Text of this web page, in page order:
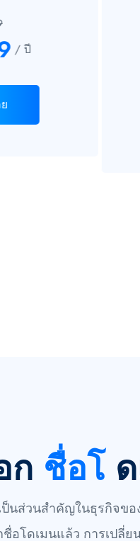
/ ปี
ก ชื่อโด
ป็นส่วนสำคัญในธุรกิจข
อโดเมนแล้ว การเปลี่ย